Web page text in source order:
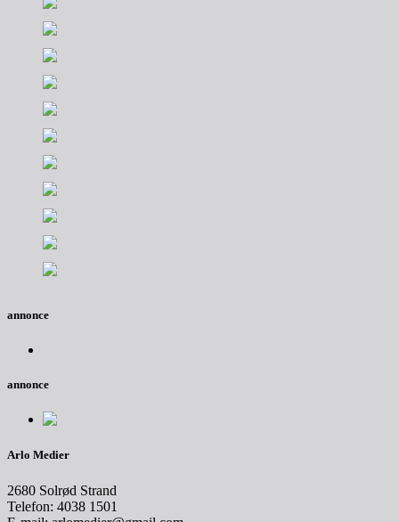
annonce
annonce
Arlo Medier
2680 Solrød Strand
Telefon: 4038 1501